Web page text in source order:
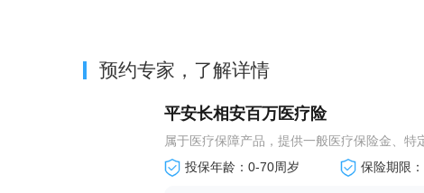
预约专家，了解详情
平安长相安百万医疗险
属于医疗保障产品，提供一般医疗保险金、特
投保年龄：0-70周岁
保险期限